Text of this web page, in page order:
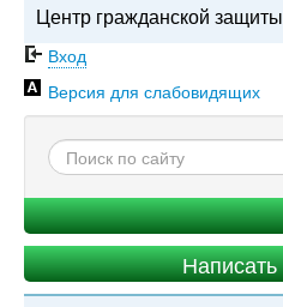
Центр гражданской защиты
Вход
Версия для слабовидящих